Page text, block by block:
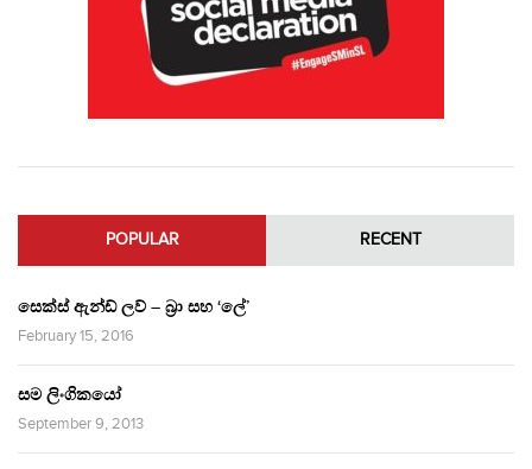
POPULAR RECENT
සෙක්ස් ඇන්ඩ් ලව් – බ්‍රා සහ ‘ලේ’
February 15, 2016
සම ලිංගිකයෝ
September 9, 2013